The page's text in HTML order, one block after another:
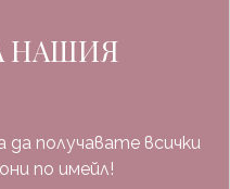
НАШИЯ
да получавате всички
по имейл!